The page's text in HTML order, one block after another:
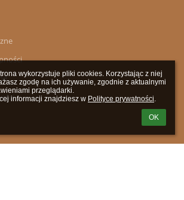
wykorzystuje pliki cookies. Korzystając z niej
zgodę na ich używanie, zgodnie z aktualnymi
przeglądarki.
informacji znajdziesz w Polityce prywatności.
OK